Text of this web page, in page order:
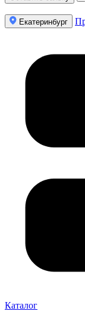
Екатеринбург
Каталог